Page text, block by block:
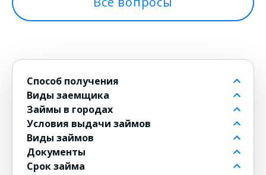
Способ получения
На банковский счет
Через контакт
На карту
на Киви
на Юмани
Банковским переводом
Виды заемщика
Пенсионерам до 80 лет
Для должников
Безработным
Для военнослужащих
Для женщин
Займы в городах
в Москве
в Санкт-Петербурге
в Новосибирске
в Екатеринбурге
Условия выдачи займов
Бесплатные
Без комиссии
По СМС
Виды займов
Долгосрочные
Мини
Документы
По паспорту
Срок займа